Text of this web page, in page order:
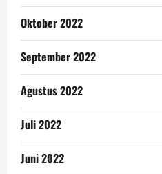
Oktober 2022
September 2022
Agustus 2022
Juli 2022
Juni 2022